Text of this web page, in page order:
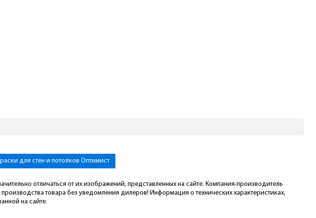
для стен и потолков Оптимист
отличаться от их изображений, представленных на сайте. Компания-производитель
товара без уведомления дилеров! Информация о технических характеристиках,
на сайте.